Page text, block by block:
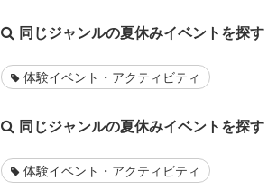
同じジャンルの夏休みイベントを探す
体験イベント・アクティビティ
同じジャンルの夏休みイベントを探す
体験イベント・アクティビティ